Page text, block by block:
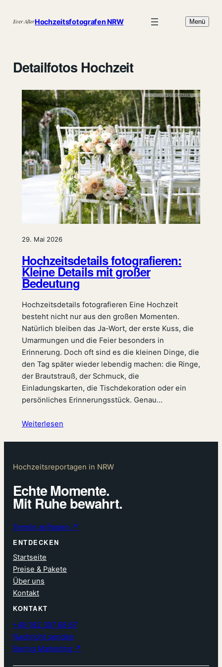
Inhalt
Hochzeitsfotografen NRW Menü
Detailfotos Hochzeit
29. Mai 2026
Hochzeitsdetails fotografieren:
Kleine Details mit großer
Bedeutung
Hochzeitsdetails fotografieren Eine Hochzeit
besteht nicht nur aus den großen Momenten.
Natürlich bleiben das Ja-Wort, der erste Kuss, die
Umarmungen und die Feier besonders in
Erinnerung. Doch oft sind es die kleinen Dinge, die
den Tag später wieder lebendig machen: die Ringe,
der Brautstrauß, der Schmuck, die
Einladungskarten, die Tischdekoration oder ein
persönliches Erinnerungsstück. Genau…
Weiterlesen
Hochzeitsreportagen in NRW
Echte Momente.
Mit Ruhe bewahrt.
Termin anfragen ↗
ENTDECKEN
Startseite
Preise & Pakete
Über uns
Kontakt
KONTAKT
+49 162 307 68 67
Nachricht senden
Bernig Marketing ↗